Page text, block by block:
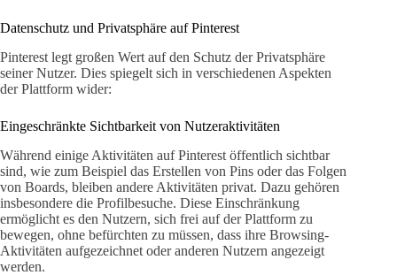
Datenschutz und Privatsphäre auf Pinterest
Pinterest legt großen Wert auf den Schutz der Privatsphäre
seiner Nutzer. Dies spiegelt sich in verschiedenen Aspekten
der Plattform wider:
Eingeschränkte Sichtbarkeit von Nutzeraktivitäten
Während einige Aktivitäten auf Pinterest öffentlich sichtbar
sind, wie zum Beispiel das Erstellen von Pins oder das Folgen
von Boards, bleiben andere Aktivitäten privat. Dazu gehören
insbesondere die Profilbesuche. Diese Einschränkung
ermöglicht es den Nutzern, sich frei auf der Plattform zu
bewegen, ohne befürchten zu müssen, dass ihre Browsing-
Aktivitäten aufgezeichnet oder anderen Nutzern angezeigt
werden.